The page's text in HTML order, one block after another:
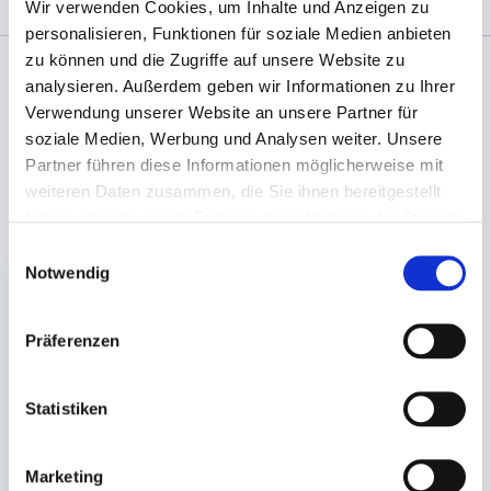
Wir verwenden Cookies, um Inhalte und Anzeigen zu
personalisieren, Funktionen für soziale Medien anbieten
zu können und die Zugriffe auf unsere Website zu
analysieren. Außerdem geben wir Informationen zu Ihrer
Verwendung unserer Website an unsere Partner für
soziale Medien, Werbung und Analysen weiter. Unsere
Partner führen diese Informationen möglicherweise mit
weiteren Daten zusammen, die Sie ihnen bereitgestellt
Notwendig
Präferenzen
Statistiken
Marketing
Produktsicherheitsverordnung:packpack.de GmbH, Am
Bullhamm 24-26, D-26441 Jever, info@packpack.de